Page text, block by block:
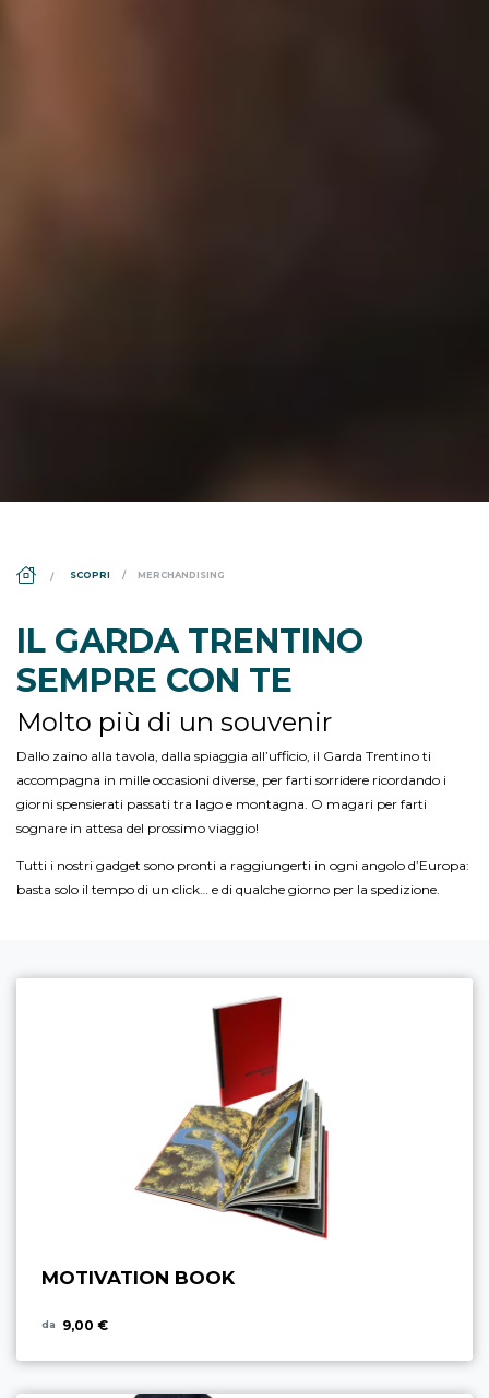
SCOPRI MERCHANDISING
IL GARDA TRENTINO
SEMPRE CON TE
Molto più di un souvenir
Dallo zaino alla tavola, dalla spiaggia all’ufficio, il Garda Trentino ti
accompagna in mille occasioni diverse, per farti sorridere ricordando i
giorni spensierati passati tra lago e montagna. O magari per farti
sognare in attesa del prossimo viaggio!
Tutti i nostri gadget sono pronti a raggiungerti in ogni angolo d’Europa:
basta solo il tempo di un click… e di qualche giorno per la spedizione.
MOTIVATION BOOK
da 9,00 €